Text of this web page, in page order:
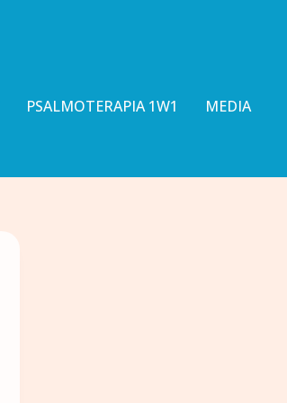
PSALMOTERAPIA 1W1 MEDIA